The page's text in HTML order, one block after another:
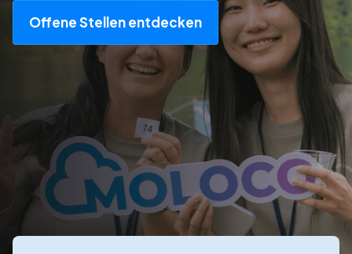
Offene Stellen entdecken
Unsere Werte
Unsere Werte sind die Grundüberzeugungen, die
prägen, wie wir arbeiten, aufbauen,
Entscheidungen treffen und füreinander da sind.